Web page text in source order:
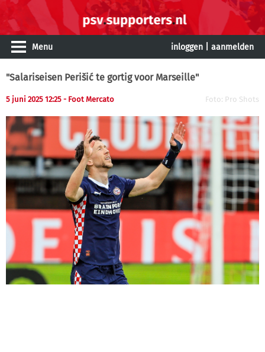
Menu inloggen aanmelden
"Salariseisen Perišić te gortig voor Marseille"
5 juni 2025 12:25 - Foot Mercato Foto: Pro Shots